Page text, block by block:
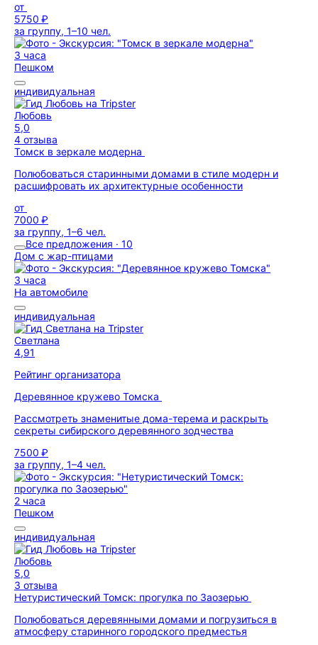
от
5750 ₽
за группу, 1–10 чел.
3 часа
Пешком
индивидуальная
Любовь
5,0
4 отзыва
Томск в зеркале модерна
Полюбоваться старинными домами в стиле модерн и
расшифровать их архитектурные особенности
от
7000 ₽
за группу, 1–6 чел.
Все предложения · 10
Дом с жар-птицами
3 часа
На автомобиле
индивидуальная
Светлана
4,91
Рейтинг организатора
Деревянное кружево Томска
Рассмотреть знаменитые дома-терема и раскрыть
секреты сибирского деревянного зодчества
7500 ₽
за группу, 1–4 чел.
2 часа
Пешком
индивидуальная
Любовь
5,0
3 отзыва
Нетуристический Томск: прогулка по Заозерью
Полюбоваться деревянными домами и погрузиться в
атмосферу старинного городского предместья